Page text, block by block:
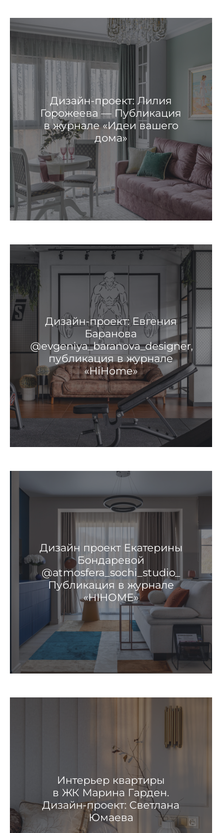
Дизайн-проект: Лилия
Горожеева — Публикация
в журнале «Идеи вашего
дома»
Дизайн-проект: Евгения
Баранова
@evgeniya_baranova_designer,
публикация в журнале
«HiHome»
Дизайн проект Екатерины
Бондаревой
@atmosfera_sochi_studio_
Публикация в журнале
«HIHOME»
Интерьер квартиры
в ЖК Марина Гарден.
Дизайн-проект: Светлана
Юмаева